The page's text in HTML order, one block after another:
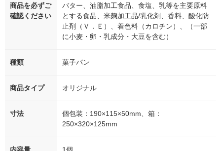
商品を必ずご
確認ください
バター、油脂加工食品、食塩、乳等を主要原料
とする食品、米麹加工品/乳化剤、香料、酸化防
止剤（Ｖ．Ｅ）、着色料（カロチン）、（一部
に小麦・卵・乳成分・大豆を含む）
種類 菓子パン
商品タイプ オリジナル
寸法
個包装：190×115×50mm、箱：
250×320×125mm